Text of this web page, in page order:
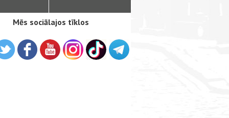
Mēs sociālajos tīklos